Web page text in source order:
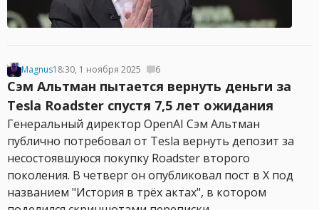
Magnus18:30, 1 ноября 2025 6
Сэм Альтман пытается вернуть деньги за
Tesla Roadster спустя 7,5 лет ожидания
Генеральный директор OpenAI Сэм Альтман
публично потребовал от Tesla вернуть депозит за
несостоявшуюся покупку Roadster второго
поколения. В четверг он опубликовал пост в X под
названием "История в трёх актах", в котором